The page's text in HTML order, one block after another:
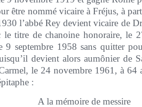
être nommé vicaire à Fréjus, à
l’abbé Rey devient vicaire de
le titre de chanoine honoraire, le
9 septembre 1958 sans quitter
devient alors aumônier de
le 24 novembre 1961, à 64
:
A la mémoire de messire